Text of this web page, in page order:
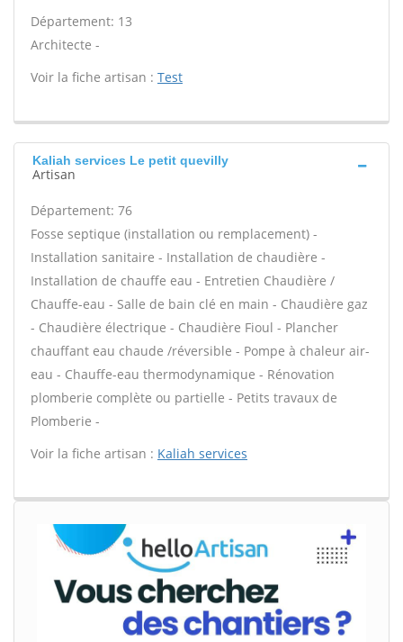
Département: 13
Architecte -
Voir la fiche artisan : Test
Kaliah services Le petit quevilly
Artisan
Département: 76
Fosse septique (installation ou remplacement) -
Installation sanitaire - Installation de chaudière -
Installation de chauffe eau - Entretien Chaudière /
Chauffe-eau - Salle de bain clé en main - Chaudière gaz
- Chaudière électrique - Chaudière Fioul - Plancher
chauffant eau chaude /réversible - Pompe à chaleur air-
eau - Chauffe-eau thermodynamique - Rénovation
plomberie complète ou partielle - Petits travaux de
Plomberie -
Voir la fiche artisan : Kaliah services